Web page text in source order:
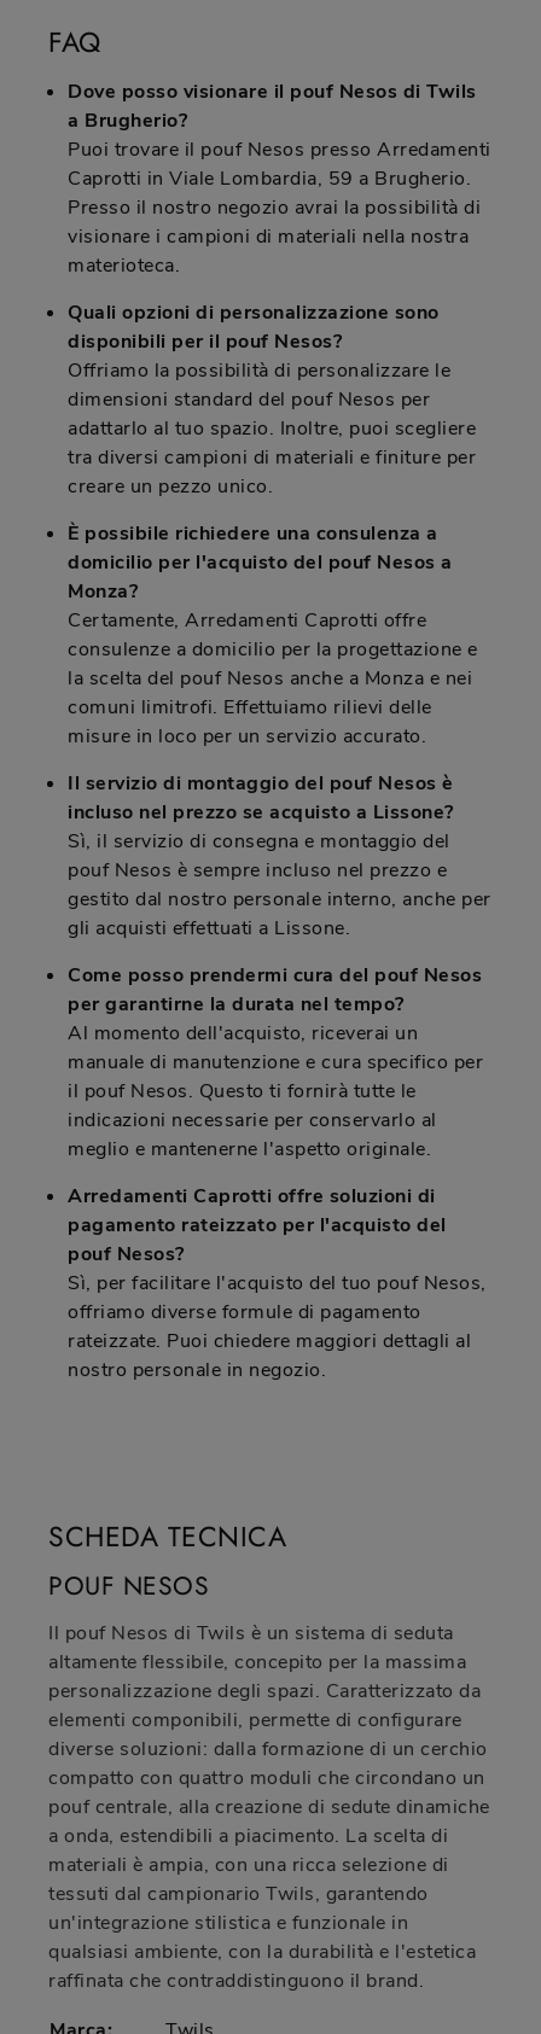
FAQ
Dove posso visionare il pouf Nesos di Twils
a Brugherio?
Puoi trovare il pouf Nesos presso Arredamenti
Caprotti in Viale Lombardia, 59 a Brugherio.
Presso il nostro negozio avrai la possibilità di
visionare i campioni di materiali nella nostra
materioteca.
Quali opzioni di personalizzazione sono
disponibili per il pouf Nesos?
Offriamo la possibilità di personalizzare le
dimensioni standard del pouf Nesos per
adattarlo al tuo spazio. Inoltre, puoi scegliere
tra diversi campioni di materiali e finiture per
creare un pezzo unico.
È possibile richiedere una consulenza a
domicilio per l'acquisto del pouf Nesos a
Monza?
Certamente, Arredamenti Caprotti offre
consulenze a domicilio per la progettazione e
la scelta del pouf Nesos anche a Monza e nei
comuni limitrofi. Effettuiamo rilievi delle
misure in loco per un servizio accurato.
Il servizio di montaggio del pouf Nesos è
incluso nel prezzo se acquisto a Lissone?
Sì, il servizio di consegna e montaggio del
pouf Nesos è sempre incluso nel prezzo e
gestito dal nostro personale interno, anche per
gli acquisti effettuati a Lissone.
Come posso prendermi cura del pouf Nesos
per garantirne la durata nel tempo?
Al momento dell'acquisto, riceverai un
manuale di manutenzione e cura specifico per
il pouf Nesos. Questo ti fornirà tutte le
indicazioni necessarie per conservarlo al
meglio e mantenerne l'aspetto originale.
Arredamenti Caprotti offre soluzioni di
pagamento rateizzato per l'acquisto del
pouf Nesos?
Sì, per facilitare l'acquisto del tuo pouf Nesos,
offriamo diverse formule di pagamento
rateizzate. Puoi chiedere maggiori dettagli al
nostro personale in negozio.
SCHEDA TECNICA
POUF NESOS
Il pouf Nesos di Twils è un sistema di seduta
altamente flessibile, concepito per la massima
personalizzazione degli spazi. Caratterizzato da
elementi componibili, permette di configurare
diverse soluzioni: dalla formazione di un cerchio
compatto con quattro moduli che circondano un
pouf centrale, alla creazione di sedute dinamiche
a onda, estendibili a piacimento. La scelta di
materiali è ampia, con una ricca selezione di
tessuti dal campionario Twils, garantendo
un'integrazione stilistica e funzionale in
qualsiasi ambiente, con la durabilità e l'estetica
raffinata che contraddistinguono il brand.